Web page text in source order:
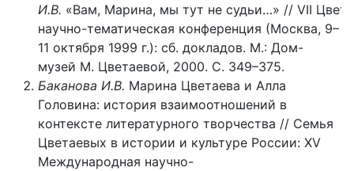
И.В. «Вам, Марина, мы тут не судьи…» // VII
научно-тематическая конференция (Москва, 9–
11 октября 1999 г.): сб. докладов. М.: Дом-
музей М. Цветаевой, 2000. С. 349–375.
Баканова И.В. Марина Цветаева и Алла
Головина: история взаимоотношений в
контексте литературного творчества // Семья
Цветаевых в истории и культуре России: XV
Международная научно-